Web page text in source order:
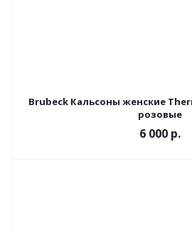
Brubeck Кальсоны женские
розовые
6 000 р.